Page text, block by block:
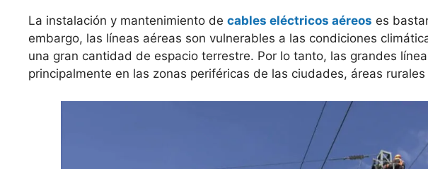
La instalación y mantenimiento de cables eléctricos aéreos es
embargo, las líneas aéreas son vulnerables a las condiciones
una gran cantidad de espacio terrestre. Por lo tanto, las grandes
principalmente en las zonas periféricas de las ciudades, áreas